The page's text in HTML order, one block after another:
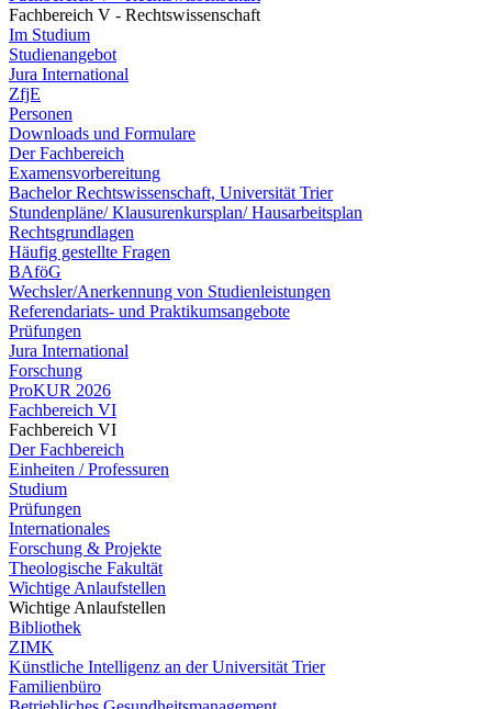
Fachbereich V - Rechtswissenschaft
Im Studium
Studienangebot
Jura International
ZfjE
Personen
Downloads und Formulare
Der Fachbereich
Examensvorbereitung
Bachelor Rechtswissenschaft, Universität Trier
Stundenpläne/ Klausurenkursplan/ Hausarbeitsplan
Rechtsgrundlagen
Häufig gestellte Fragen
BAföG
Wechsler/Anerkennung von Studienleistungen
Referendariats- und Praktikumsangebote
Prüfungen
Jura International
Forschung
ProKUR 2026
Fachbereich VI
Fachbereich VI
Der Fachbereich
Einheiten / Professuren
Studium
Prüfungen
Internationales
Forschung & Projekte
Theologische Fakultät
Wichtige Anlaufstellen
Wichtige Anlaufstellen
Bibliothek
ZIMK
Künstliche Intelligenz an der Universität Trier
Familienbüro